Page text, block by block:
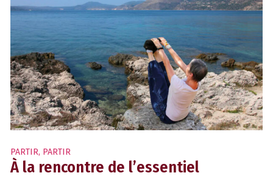
PARTIR, PARTIR
À la rencontre de l’essentiel